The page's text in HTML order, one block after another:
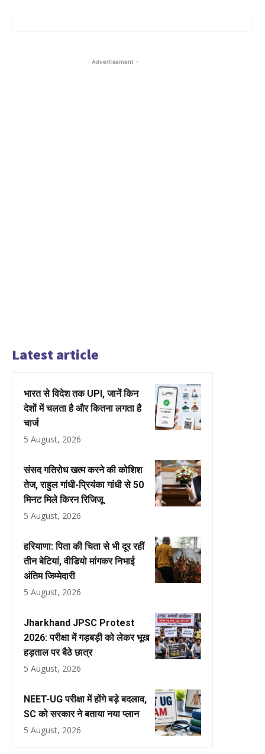
- Advertisement -
Latest article
भारत से विदेश तक UPI, जानें किन
देशों में चलता है और कितना लगता है
चार्ज
5 August, 2026
संसद गतिरोध खत्म करने की कोशिश
तेज, राहुल गांधी-प्रियंका गांधी से 50
मिनट मिले किरन रिजिजू
5 August, 2026
हरियाणा: पिता की चिता से भी दूर रहीं
तीन बेटियां, वीडियो मांगकर निभाई
अंतिम जिम्मेदारी
5 August, 2026
Jharkhand JPSC Protest
2026: परीक्षा में गड़बड़ी को लेकर भूख
हड़ताल पर बैठे छात्र
5 August, 2026
NEET-UG परीक्षा में होंगे बड़े बदलाव,
SC को सरकार ने बताया नया प्लान
5 August, 2026